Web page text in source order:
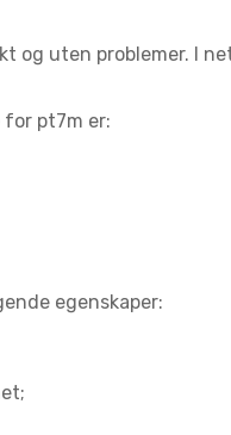
og uten problemer. I
for pt7m er:
egenskaper: